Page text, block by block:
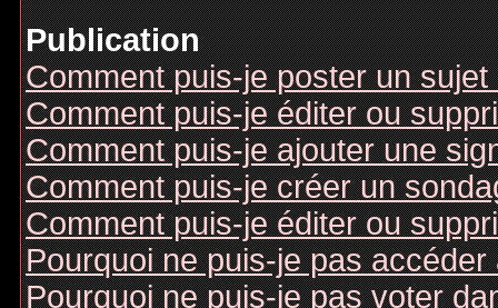
Publication
Comment puis-je poster un
Comment puis-je éditer ou
Comment puis-je ajouter une
Comment puis-je créer un
Comment puis-je éditer ou
Pourquoi ne puis-je pas accéder
Pourquoi ne puis-je pas voter